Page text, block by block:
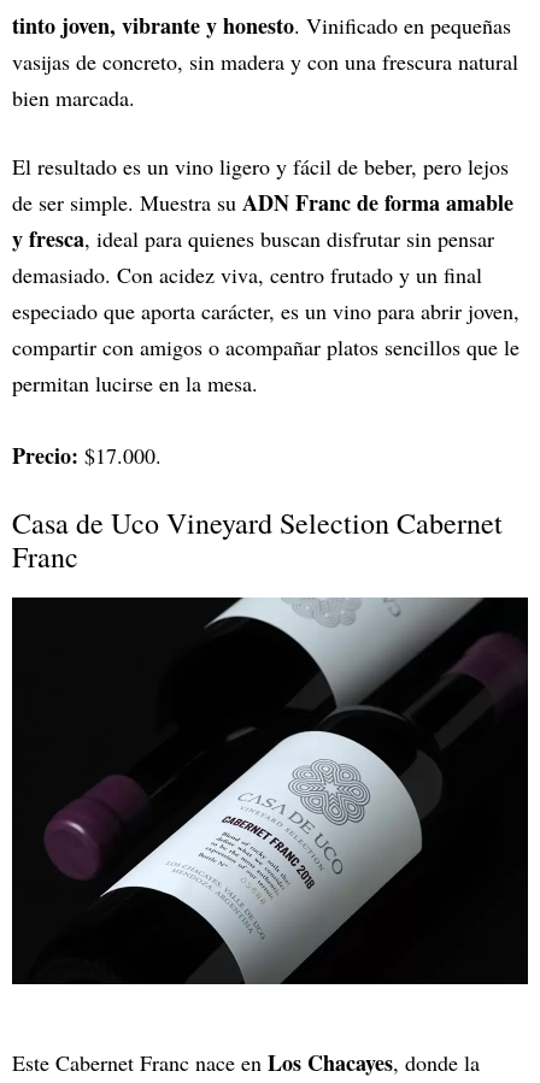
tinto joven, vibrante y honesto. Vinificado en pequeñas
vasijas de concreto, sin madera y con una frescura natural
bien marcada.
El resultado es un vino ligero y fácil de beber, pero lejos
de ser simple. Muestra su ADN Franc de forma amable
y fresca, ideal para quienes buscan disfrutar sin pensar
demasiado. Con acidez viva, centro frutado y un final
especiado que aporta carácter, es un vino para abrir joven,
compartir con amigos o acompañar platos sencillos que le
permitan lucirse en la mesa.
Precio: $17.000.
Casa de Uco Vineyard Selection Cabernet
Franc
Este Cabernet Franc nace en Los Chacayes, donde la